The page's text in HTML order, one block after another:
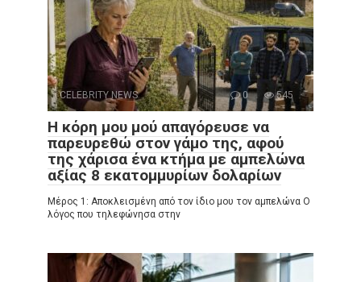
CELEBRITY NEWS 0 545
Η κόρη μου μού απαγόρευσε να
παρευρεθώ στον γάμο της, αφού
της χάρισα ένα κτήμα με αμπελώνα
αξίας 8 εκατομμυρίων δολαρίων
Μέρος 1: Αποκλεισμένη από τον ίδιο μου τον αμπελώνα Ο
λόγος που τηλεφώνησα στην